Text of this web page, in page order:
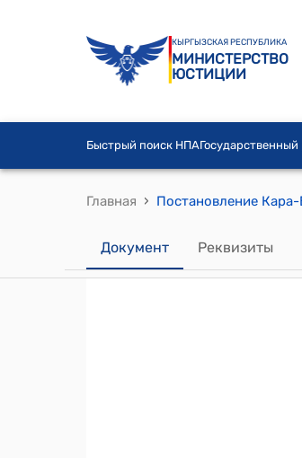
КЫРГЫЗСКАЯ РЕСПУБЛИКА
МИНИСТЕРСТВО
ЮСТИЦИИ
Быстрый поиск НПА
Главная ›
Документ Реквизиты